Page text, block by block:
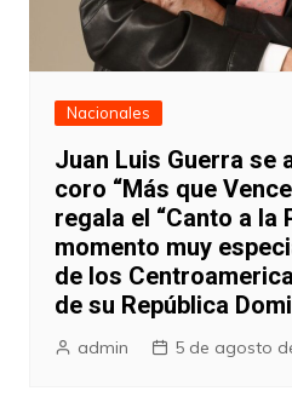
Nacionales
Juan Luis Guerra se
coro “Más que
regala el “Canto a la
momento muy
de los
de su República
admin 5 de agosto